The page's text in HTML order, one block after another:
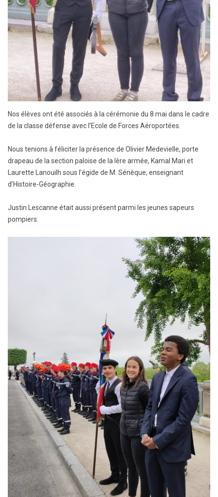
Nos élèves ont été associés à la cérémonie du 8 mai dans le cadre
de la classe défense avec l’Ecole de Forces Aéroportées.
Nous tenions à féliciter la présence de Olivier Medevielle, porte
drapeau de la section paloise de la Ière armée, Kamal Mari et
Laurette Lanouilh sous l’égide de M. Sénèque, enseignant
d’Histoire-Géographie.
Justin Lescanne était aussi présent parmi les jeunes sapeurs
pompiers.